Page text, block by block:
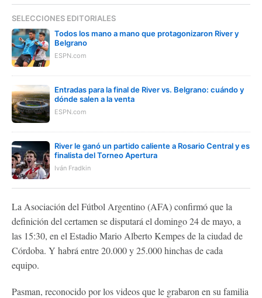
SELECCIONES EDITORIALES
Todos los mano a mano que protagonizaron River y
Belgrano
ESPN.com
Entradas para la final de River vs. Belgrano: cuándo y
dónde salen a la venta
ESPN.com
River le ganó un partido caliente a Rosario Central y es
finalista del Torneo Apertura
Iván Fradkin
La Asociación del Fútbol Argentino (AFA) confirmó que la
definición del certamen se disputará el domingo 24 de mayo, a
las 15:30, en el Estadio Mario Alberto Kempes de la ciudad de
Córdoba. Y habrá entre 20.000 y 25.000 hinchas de cada
equipo.
Pasman, reconocido por los videos que le grabaron en su familia